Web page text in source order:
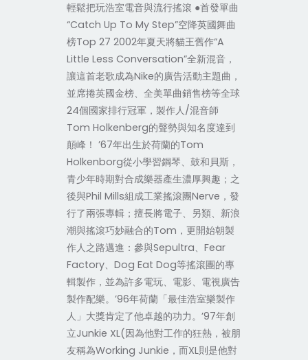
輕鬆把玩浩室電音與流行搖滾 ●首發單曲
“Catch Up To My Step”空降英國舞曲
榜Top 27 2002年夏天將貓王舊作“A
Little Less Conversation”全新混音，
讓這首老歌成為Nike的廣告活動主題曲，
並席捲英國金榜、全美單曲銷售榜等全球
24個國家排行冠軍，製作人/混音師
Tom Holkenberg的聲勢與知名度達到
顛峰！ ’67年出生於荷蘭的Tom
Holkenborg從小學習鋼琴、鼓和貝斯，
青少年時期對合成樂器產生濃厚興趣；之
後與Phil Mills組成工業搖滾團Nerve，發
行了兩張專輯；擅長將電子、另類、新浪
潮與搖滾巧妙融合的Tom，更開始朝製
作人之路邁進：參與Sepultra、Fear
Factory、Dog Eat Dog等搖滾團的專
輯製作，並為許多電玩、電影、電視廣告
製作配樂。’96年荷蘭「最佳浩室樂製作
人」大獎肯定了他卓越的功力。’97年創
立Junkie XL(因為他對工作的狂熱，被朋
友稱為Working Junkie，而XL則是他對